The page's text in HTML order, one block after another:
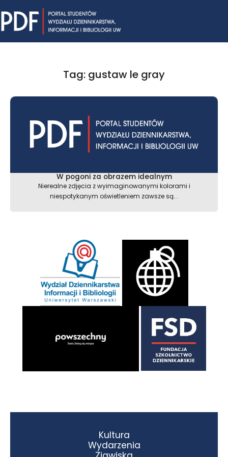
to
content
Tag: gustaw le gray
W pogoni za obrazem idealnym
Nierealne zdjęcia z wyimaginowanymi kolorami i
niespotykanym oświetleniem zawsze są...
Kultura
Wydarzenia